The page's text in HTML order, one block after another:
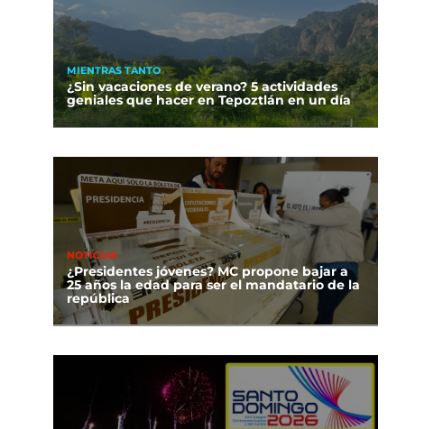
MIENTRAS TANTO
¿Sin vacaciones de verano? 5 actividades
geniales que hacer en Tepoztlán en un día
NOTICIAS
¿Presidentes jóvenes? MC propone bajar a
25 años la edad para ser el mandatario de la
república